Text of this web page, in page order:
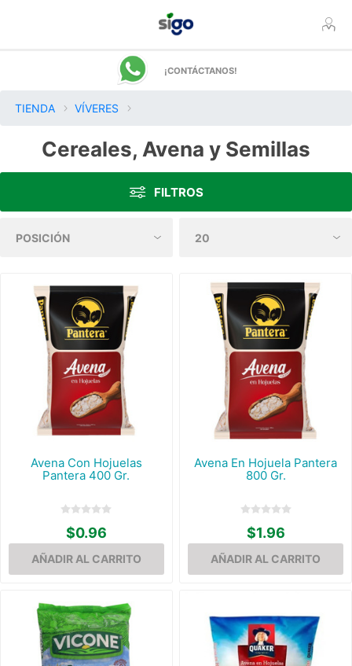
¡CONTÁCTANOS!
TIENDA VÍVERES
Cereales, Avena y Semillas
FILTROS
Avena Con Hojuelas
Pantera 400 Gr.
$0.96
Avena En Hojuela Pantera
800 Gr.
$1.96